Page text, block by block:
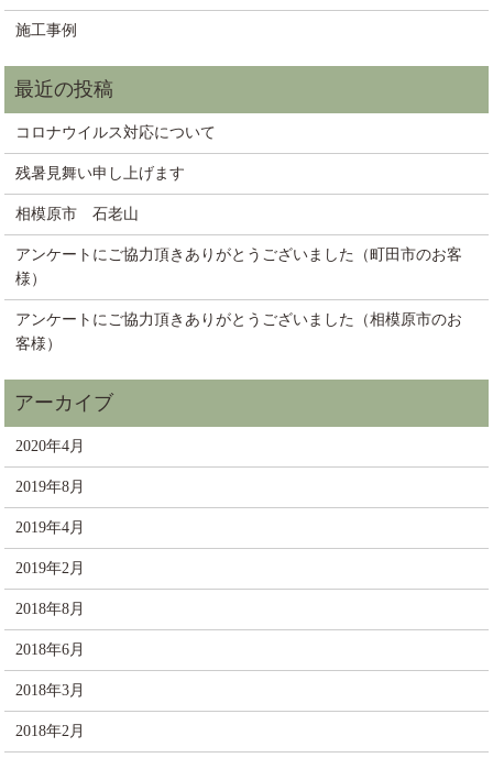
施工事例
コロナウイルス対応について
残暑見舞い申し上げます
相模原市 石老山
アンケートにご協力頂きありがとうございました（町田市のお客
様）
アンケートにご協力頂きありがとうございました（相模原市のお
客様）
2020年4月
2019年8月
2019年4月
2019年2月
2018年8月
2018年6月
2018年3月
2018年2月